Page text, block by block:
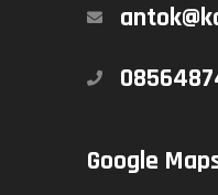
Google